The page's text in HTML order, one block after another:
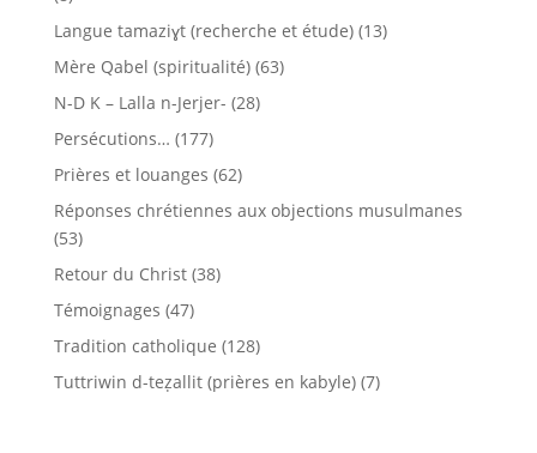
Langue tamaziɣt (recherche et étude)(13)
Mère Qabel (spiritualité)(63)
N-D K – Lalla n-Jerjer- (28)
Persécutions… (177)
Prières et louanges (62)
Réponses chrétiennes aux objections musulmanes
(53)
Retour du Christ(38)
Témoignages (47)
Tradition catholique (128)
Tuttriwin d-teẓallit (prières en kabyle)(7)